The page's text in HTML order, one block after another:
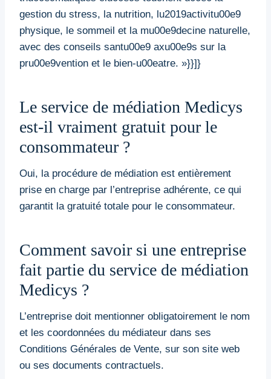
gestion du stress, la nutrition, lu2019activitu00e9
physique, le sommeil et la mu00e9decine naturelle,
avec des conseils santu00e9 axu00e9s sur la
pru00e9vention et le bien-u00eatre. »}}]}
Le service de médiation Medicys
est-il vraiment gratuit pour le
consommateur ?
Oui, la procédure de médiation est entièrement
prise en charge par l’entreprise adhérente, ce qui
garantit la gratuité totale pour le consommateur.
Comment savoir si une entreprise
fait partie du service de médiation
Medicys ?
L’entreprise doit mentionner obligatoirement le nom
et les coordonnées du médiateur dans ses
Conditions Générales de Vente, sur son site web
ou ses documents contractuels.